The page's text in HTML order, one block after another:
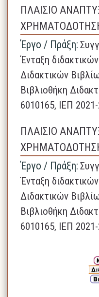
ΠΛΑΙΣΙΟ
Έργο / Πράξη:
Ένταξη
Διδακτικών
Βιβλιοθήκη
6010165, ΙΕΠ
ΠΛΑΙΣΙΟ
Έργο / Πράξη:
Ένταξη
Διδακτικών
Βιβλιοθήκη
6010165, ΙΕΠ